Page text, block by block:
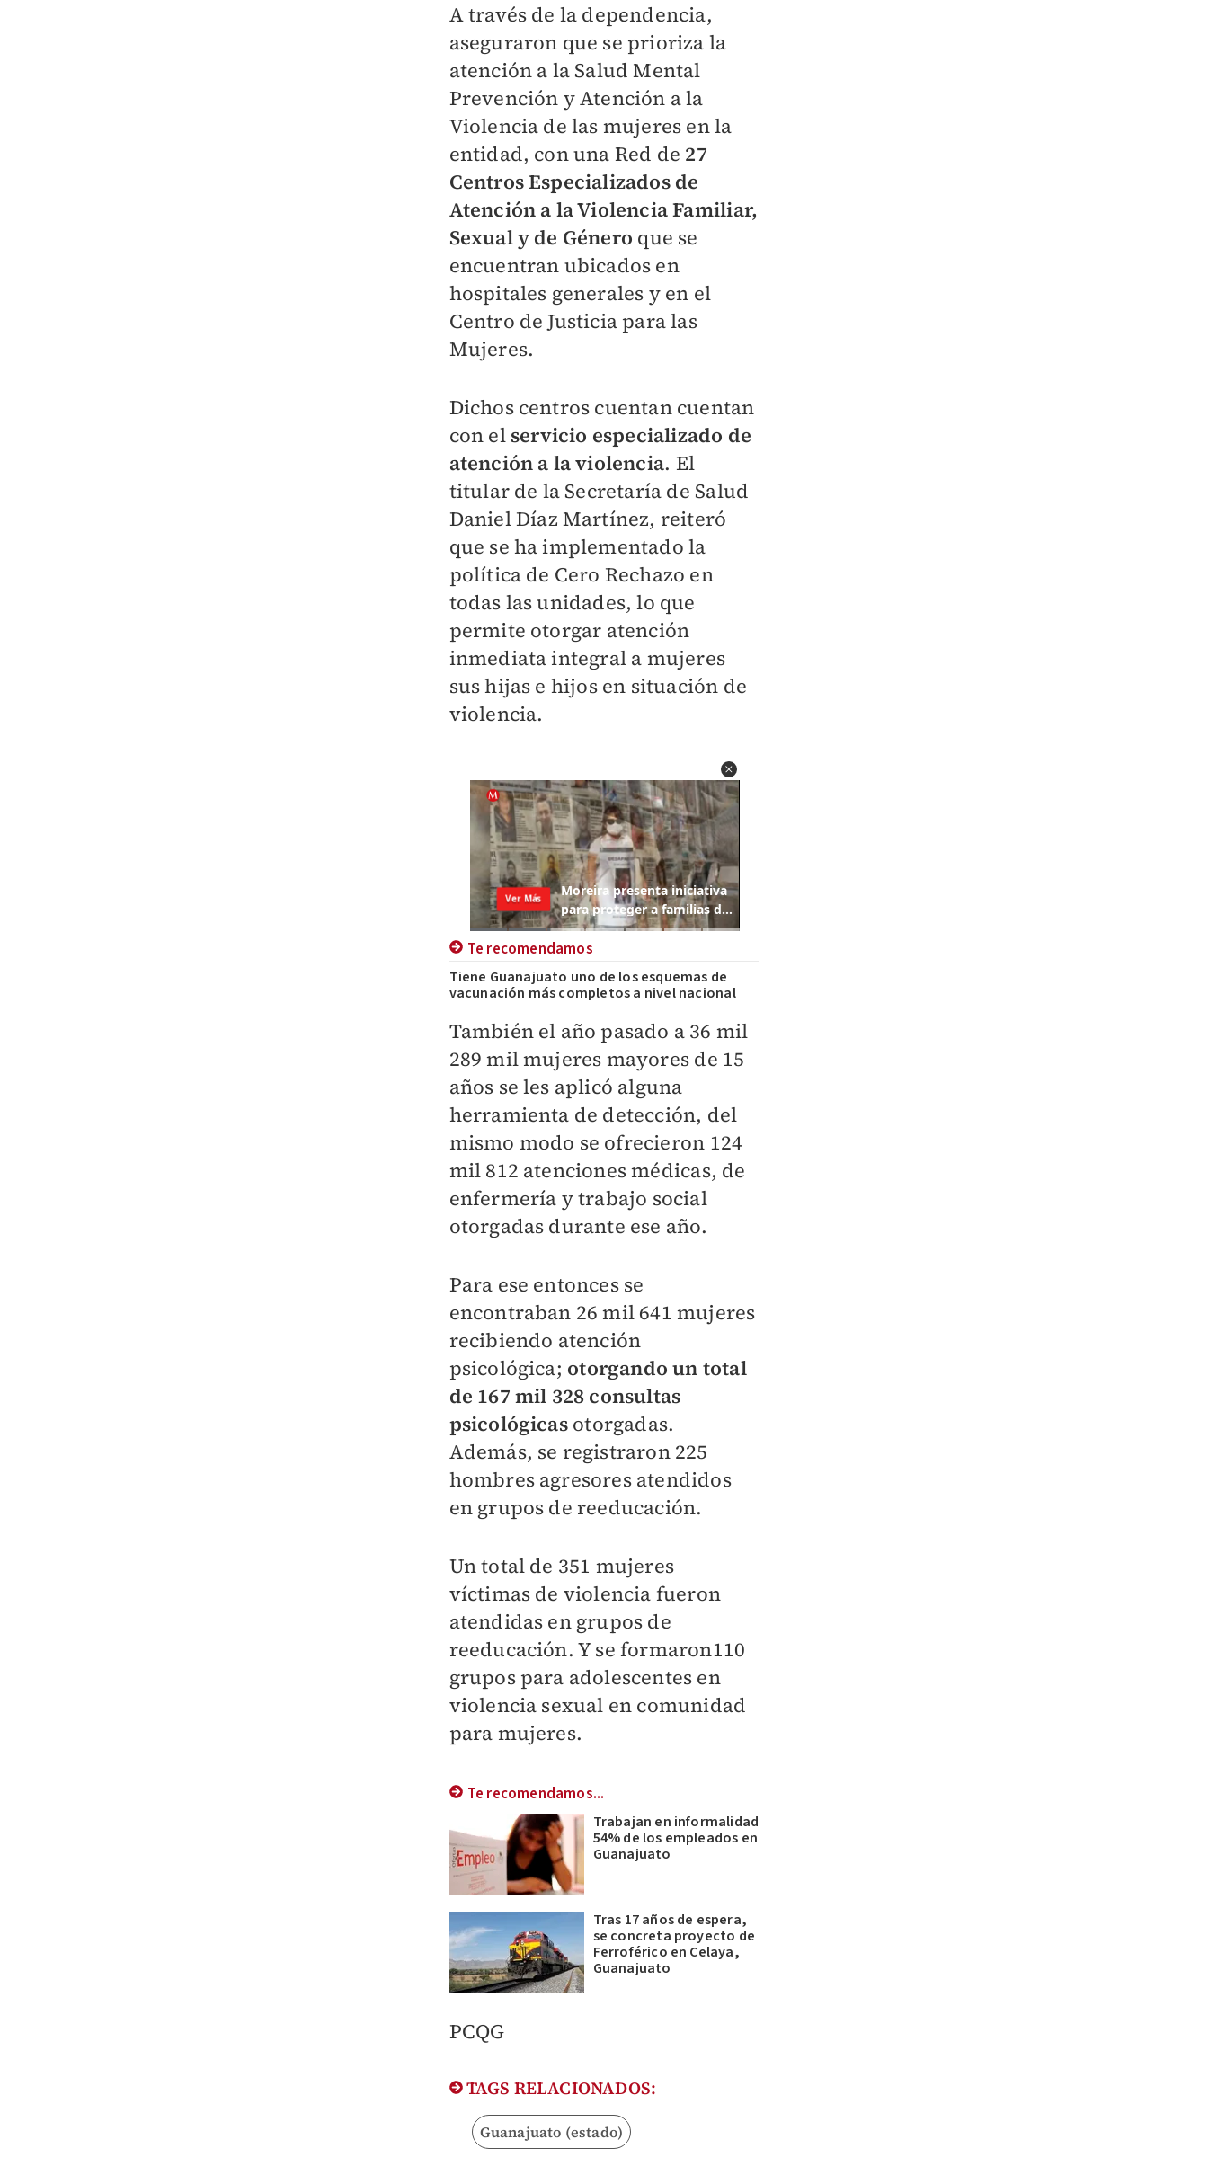
A través de la dependencia,
aseguraron que se prioriza la
atención a la Salud Mental
Prevención y Atención a la
Violencia de las mujeres en la
entidad, con una Red de 27
Centros Especializados de
Atención a la Violencia Familiar,
Sexual y de Género que se
encuentran ubicados en
hospitales generales y en el
Centro de Justicia para las
Mujeres.
Dichos centros cuentan cuentan
con el servicio especializado de
atención a la violencia. El
titular de la Secretaría de Salud
Daniel Díaz Martínez, reiteró
que se ha implementado la
política de Cero Rechazo en
todas las unidades, lo que
permite otorgar atención
inmediata integral a mujeres
sus hijas e hijos en situación de
violencia.
Te recomendamos
Tiene Guanajuato uno de los esquemas de
vacunación más completos a nivel nacional
También el año pasado a 36 mil
289 mil mujeres mayores de 15
años se les aplicó alguna
herramienta de detección, del
mismo modo se ofrecieron 124
mil 812 atenciones médicas, de
enfermería y trabajo social
otorgadas durante ese año.
Para ese entonces se
encontraban 26 mil 641 mujeres
recibiendo atención
psicológica; otorgando un total
de 167 mil 328 consultas
psicológicasotorgadas.
Además, se registraron 225
hombres agresores atendidos
en grupos de reeducación.
Un total de 351 mujeres
víctimas de violencia fueron
atendidas en grupos de
reeducación. Y se formaron110
grupos para adolescentes en
violencia sexual en comunidad
para mujeres.
Te recomendamos...
Trabajan en informalidad
54% de los empleados en
Guanajuato
Tras 17 años de espera,
se concreta proyecto de
Ferroférico en Celaya,
Guanajuato
PCQG
TAGS RELACIONADOS:
Guanajuato (estado)